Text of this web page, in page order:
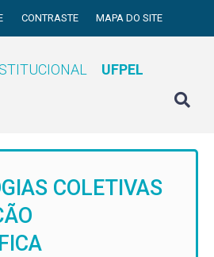
CONTRASTE MAPA DO SITE
UFPEL
COLETIVAS